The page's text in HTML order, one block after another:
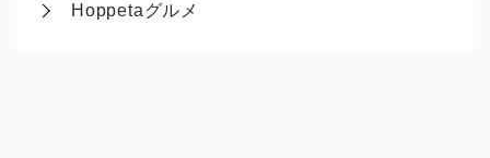
Hoppetaグルメ